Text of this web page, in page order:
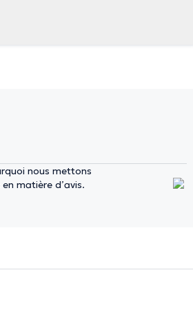
nous mettons
matière d’avis.